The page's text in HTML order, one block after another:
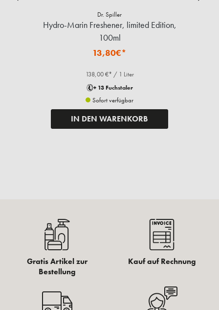
Dr. Spiller
Hydro-Marin Freshener, limited Edition,
100ml
13,80€*
138,00 €* / 1 Liter
+ 13 Fuchstaler
Sofort verfügbar
IN DEN WARENKORB
Gratis Artikel zur
Bestellung
Kauf auf Rechnung